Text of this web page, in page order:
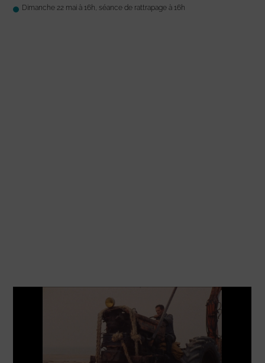
Dimanche 22 mai à 16h, séance de rattrapage à 16h